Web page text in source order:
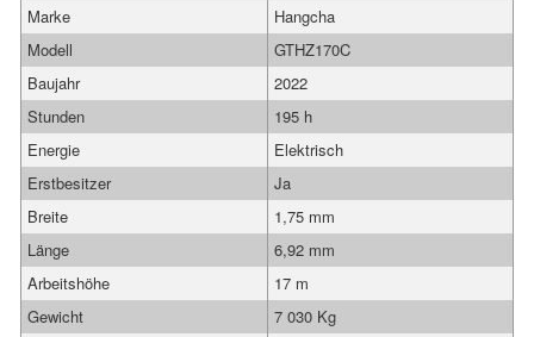
Marke
Hangcha
Modell
GTHZ170C
Baujahr
2022
Stunden
195 h
Energie
Elektrisch
Erstbesitzer
Ja
Breite
1,75 mm
Länge
6,92 mm
Arbeitshöhe
17 m
Gewicht
7 030 Kg